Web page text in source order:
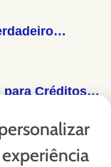
para Créditos…